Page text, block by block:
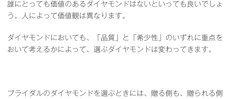
誰にとっても価値のあるダイヤモンドはないといっても良いでしょ
う。人によって価値観は異なります。
ダイヤモンドにおいても、「品質」と「希少性」のいずれに重点を
おいて考えるかによって、選ぶダイヤモンドは変わってきます。
ブライダルのダイヤモンドを選ぶときには、贈る側も、贈られる側